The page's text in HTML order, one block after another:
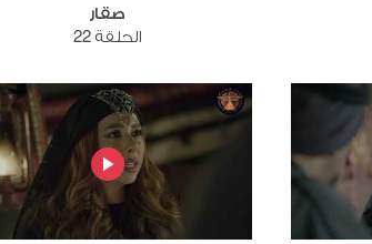
صقار
الحلقة 22